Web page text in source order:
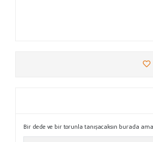
Bir dede ve bir torunla tanışacaksın burada